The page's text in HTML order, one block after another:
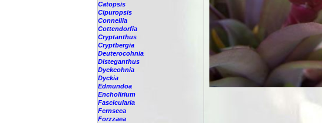
Catopsis
Cipuropsis
Connellia
Cottendorfia
Cryptanthus
Cryptbergia
Deuterocohnia
Disteganthus
Dyckcohnia
Dyckia
Edmundoa
Encholirium
Fascicularia
Fernseea
Forzzaea